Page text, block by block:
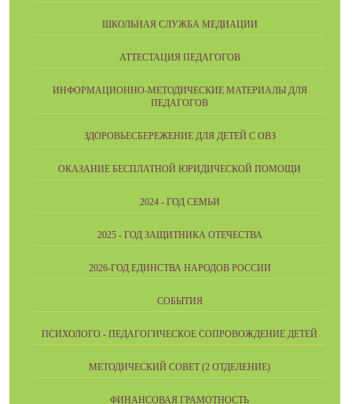
ШКОЛЬНАЯ СЛУЖБА МЕДИАЦИИ
АТТЕСТАЦИЯ ПЕДАГОГОВ
ИНФОРМАЦИОННО-МЕТОДИЧЕСКИЕ МАТЕРИАЛЫ ДЛЯ
ПЕДАГОГОВ
ЗДОРОВЬЕСБЕРЕЖЕНИЕ ДЛЯ ДЕТЕЙ С ОВЗ
ОКАЗАНИЕ БЕСПЛАТНОЙ ЮРИДИЧЕСКОЙ ПОМОЩИ
2024 - ГОД СЕМЬИ
2025 - ГОД ЗАЩИТНИКА ОТЕЧЕСТВА
2026-ГОД ЕДИНСТВА НАРОДОВ РОССИИ
СОБЫТИЯ
ПСИХОЛОГО - ПЕДАГОГИЧЕСКОЕ СОПРОВОЖДЕНИЕ ДЕТЕЙ
МЕТОДИЧЕСКИЙ СОВЕТ (2 ОТДЕЛЕНИЕ)
ФИНАНСОВАЯ ГРАМОТНОСТЬ